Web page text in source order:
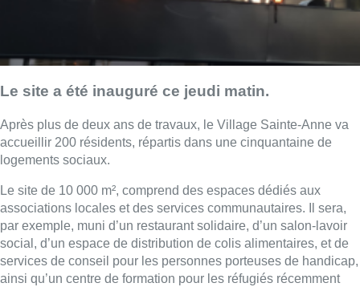
Le site a été inauguré ce jeudi matin.
Après plus de deux ans de travaux, le Village Sainte-Anne va
accueillir 200 résidents, répartis dans une cinquantaine de
logements sociaux.
Le site de 10 000 m², comprend des espaces dédiés aux
associations locales et des services communautaires. Il sera,
par exemple, muni d’un restaurant solidaire, d’un salon-lavoir
social, d’un espace de distribution de colis alimentaires, et de
services de conseil pour les personnes porteuses de handicap,
ainsi qu’un centre de formation pour les réfugiés récemment